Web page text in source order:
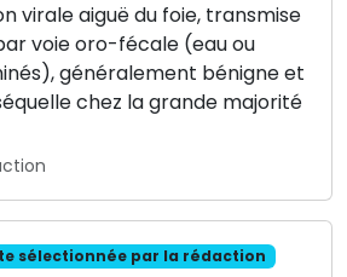
virale aiguë du foie, transmise
voie oro-fécale (eau ou
généralement bénigne et
chez la grande majorité
sélectionnée par la rédaction